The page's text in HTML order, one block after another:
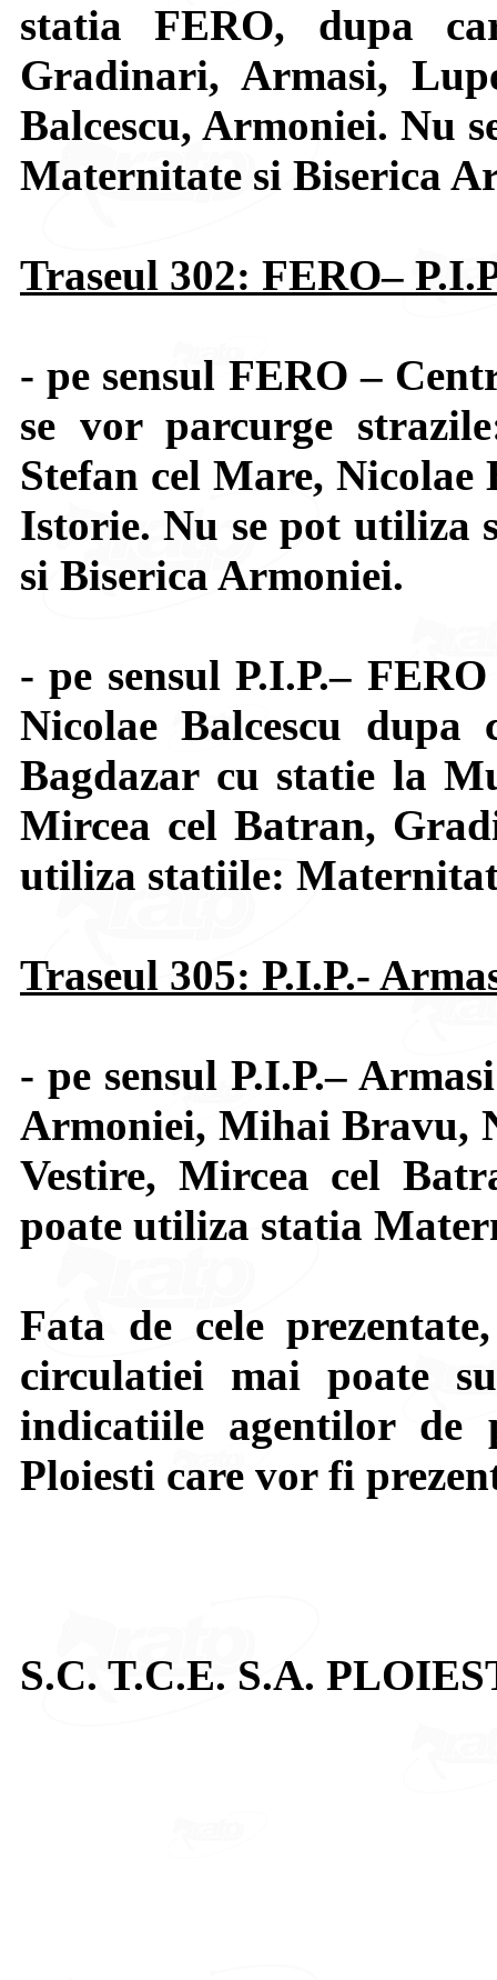
statia FERO, dupa
Gradinari, Armasi,
Balcescu, Armoniei. Nu
Maternitate si Biserica
Traseul 302: FERO–
- pe sensul FERO –
se vor parcurge
Stefan cel Mare, Nicolae
Istorie. Nu se pot
si Biserica Armoniei.
- pe sensul P.I.P.–
Nicolae Balcescu
Bagdazar cu statie la
Mircea cel Batran,
utiliza statiile:
Traseul 305: P.I.P.-
- pe sensul P.I.P.–
Armoniei, Mihai Bravu,
Vestire, Mircea cel
poate utiliza statia
Fata de cele
circulatiei mai poate
indicatiile agentilor
Ploiesti care vor fi
S.C. T.C.E. S.A.